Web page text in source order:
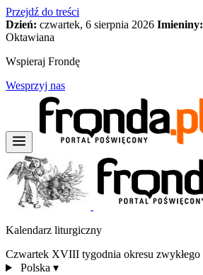
Przejdź do treści
Dzień: czwartek, 6 sierpnia 2026 Imieniny:
Oktawiana
Wspieraj Frondę
Wesprzyj nas
Kalendarz liturgiczny
Czwartek XVIII tygodnia okresu zwykłego
Polska ▾